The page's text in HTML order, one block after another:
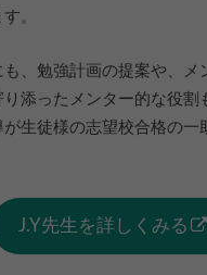
。
、勉強計画の提案や、メ
添ったメンター的な役割
生徒様の志望校合格の一
J.Y先生を詳しくみる